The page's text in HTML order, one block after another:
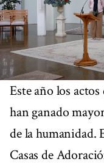
Este año los
han ganado
de la humanidad.
Casas de